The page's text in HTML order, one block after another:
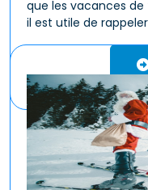
que les vacances
il est utile de rappeler